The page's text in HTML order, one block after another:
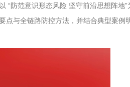
“防范意识形态风险 坚守前沿思想阵地
点与全链路防控方法，并结合典型案例